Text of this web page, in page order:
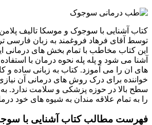
کتاب آشنایی با سوجوک و موسکا تالیف
توسط آقای فرهاد فروغمند به زبان فارسی
این کتاب مخاطب با تمام بخش های درمانی
آشنا می شود و پله پله نحوه درمان با
های ان را می آموزد. کتاب به زبانی ساده و
خواننده برای درک روش های درمانی آن
سطح بالا در حوزه پزشکی و سلامت ندارد.
را به تمام علاقه مندان به شیوه های خود
فهرست مطالب کتاب آشنایی با